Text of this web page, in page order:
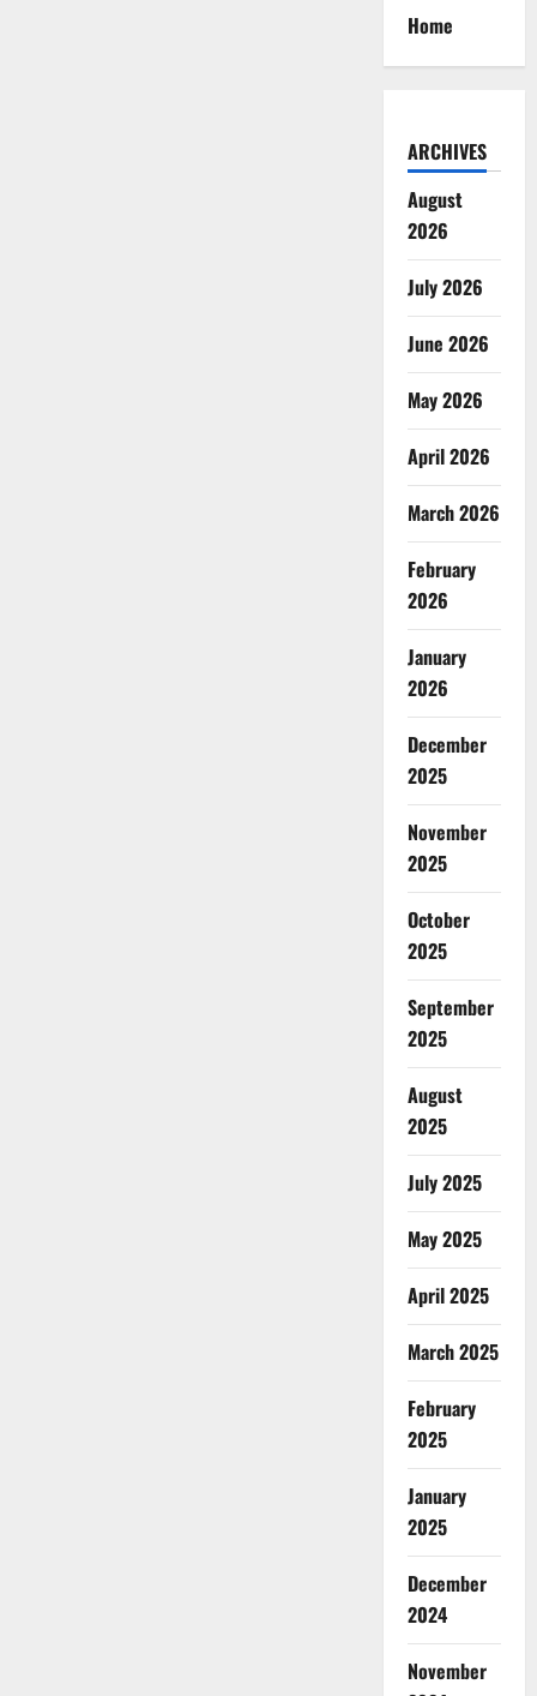
Home
ARCHIVES
August
2026
July 2026
June 2026
May 2026
April 2026
March 2026
February
2026
January
2026
December
2025
November
2025
October
2025
September
2025
August
2025
July 2025
May 2025
April 2025
March 2025
February
2025
January
2025
December
2024
November